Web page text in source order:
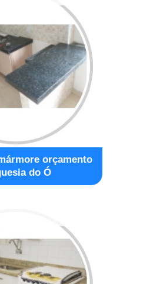
orçamento
do Ó